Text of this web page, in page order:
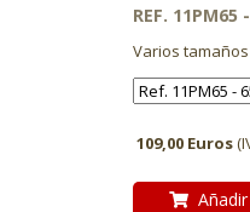
REF. 11PM65
Varios tamaños
109,00 Euros